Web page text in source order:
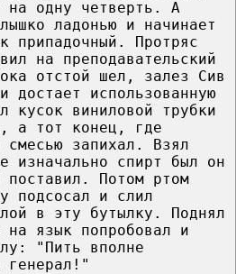
на одну четверть. А
ладонью и начинает
припадочный. Протряс
на преподавательский
отстой шел, залез Сив
достает использованную
кусок виниловой трубки
а тот конец, где
запихал. Взял
изначально спирт был он
Потом ртом
подсосал и слил
в эту бутылку. Поднял
язык попробовал и
"Пить вполне
генерал!"